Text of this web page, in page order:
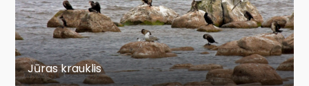
Jūras krauklis